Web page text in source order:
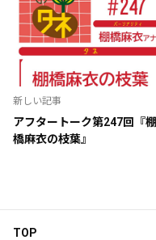
新しい記事
アフタートーク第247回『棚
橋麻衣の枝葉』
TOP